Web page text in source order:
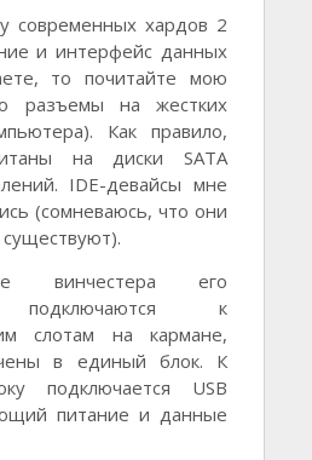
современных хардов 2
и интерфейс данных
то почитайте мою
разъемы на жестких
Как правило,
на диски SATA
IDE-девайсы мне
(сомневаюсь, что они
винчестера его
подключаются к
слотам на кармане,
в единый блок. К
подключается USB
питание и данные